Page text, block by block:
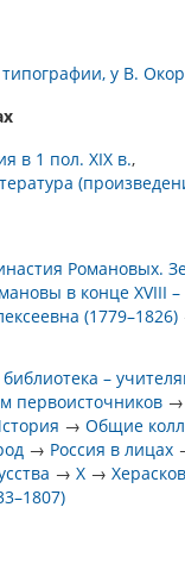
у В.
в 1 пол. XIX в.
Романовых.
в конце XVIII –
(1779–1826)
–
первоисточников →
→Общие
→ Россия в лицах
→Х →